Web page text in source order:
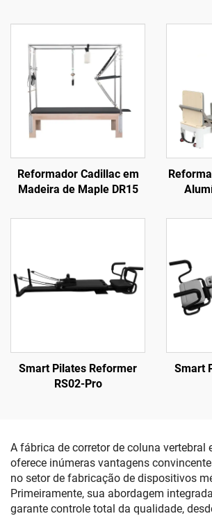
Reformador Cadillac em
Madeira de Maple DR15
Smart Pilates Reformer
RS02-Pro
Smart
A fábrica de corretor de coluna vertebral
oferece inúmeras vantagens
no setor de fabricação de dispositivos
Primeiramente, sua abordagem
garante controle total da qualidade,